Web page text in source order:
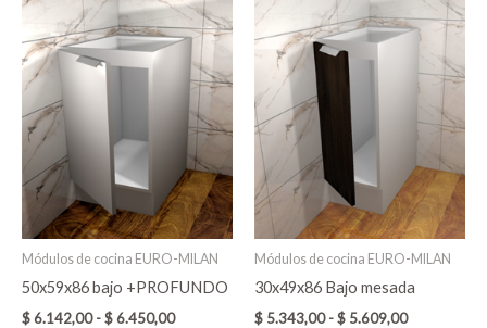
Módulos de cocina EURO-MILAN
50x59x86 bajo +PROFUNDO
$6.142,00 -$6.450,00
de
precios:
desde
$ 6.142,00
hasta
$ 6.450,00
producto
tiene
múltiples
variantes.
Las
opciones
se
pueden
elegir
página
Módulos de cocina EURO-MILAN
30x49x86 Bajo mesada
$ 5.343,00 -$ 5.609,00
precios:
$ 5.343,00
hasta
se